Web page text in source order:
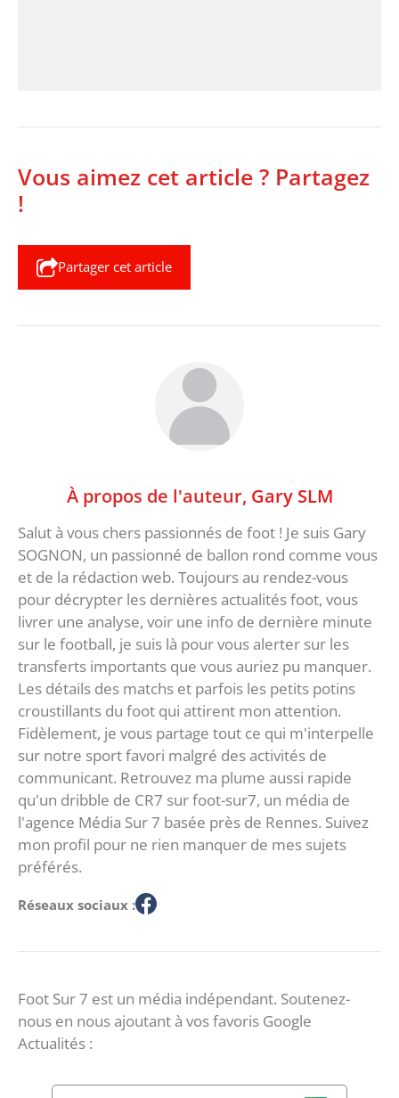
Vous aimez cet article ? Partagez
!
Partager cet article
À propos de l'auteur, Gary SLM
Salut à vous chers passionnés de foot ! Je suis Gary
SOGNON, un passionné de ballon rond comme vous
et de la rédaction web. Toujours au rendez-vous
pour décrypter les dernières actualités foot, vous
livrer une analyse, voir une info de dernière minute
sur le football, je suis là pour vous alerter sur les
transferts importants que vous auriez pu manquer.
Les détails des matchs et parfois les petits potins
croustillants du foot qui attirent mon attention.
Fidèlement, je vous partage tout ce qui m'interpelle
sur notre sport favori malgré des activités de
communicant. Retrouvez ma plume aussi rapide
qu'un dribble de CR7 sur foot-sur7, un média de
l'agence Média Sur 7 basée près de Rennes. Suivez
mon profil pour ne rien manquer de mes sujets
préférés.
Réseaux sociaux :
Foot Sur 7 est un média indépendant. Soutenez-
nous en nous ajoutant à vos favoris Google
Actualités :